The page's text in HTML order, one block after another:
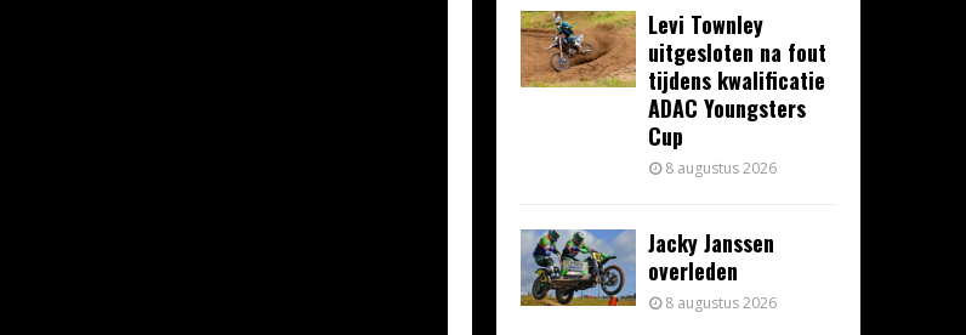
Levi Townley
uitgesloten na fout
tijdens kwalificatie
ADAC Youngsters
Cup
8 augustus 2026
Jacky Janssen
overleden
8 augustus 2026